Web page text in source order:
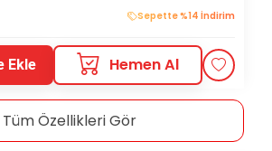
Sepette %14 İndirim
Ekle Hemen Al
Tüm Özellikleri Gör